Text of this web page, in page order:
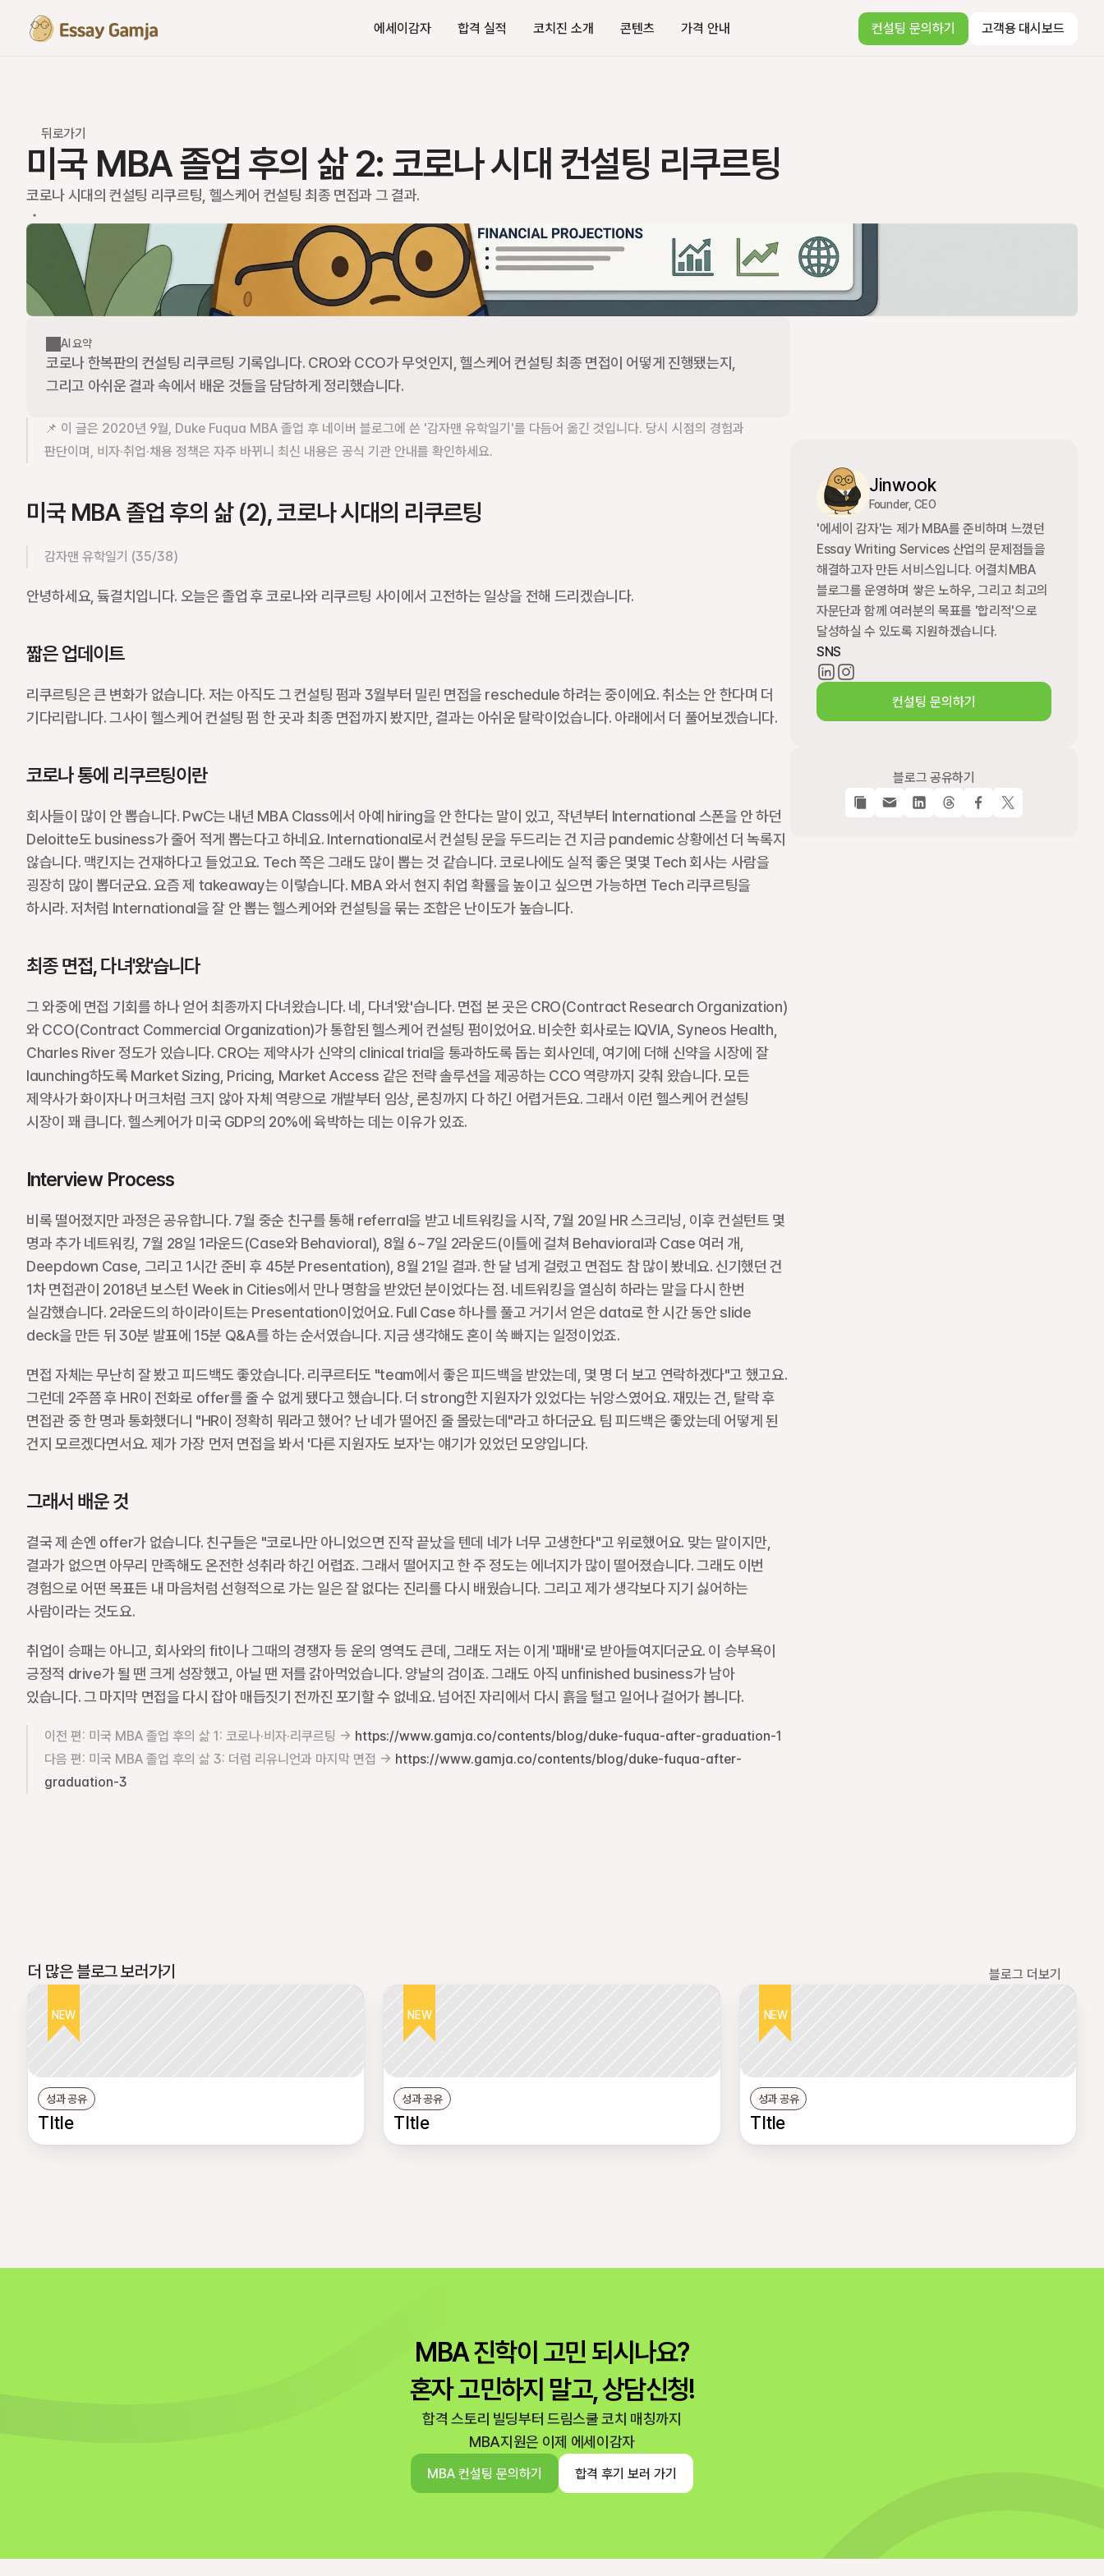
에세이감자 합격 실적 코치진 소개 콘텐츠 가격 안내 컨설팅 문의하기 고객용 대시보드
뒤로가기
미국 MBA 졸업 후의 삶 2: 코로나 시대 컨설팅 리쿠르팅
코로나 시대의 컨설팅 리쿠르팅, 헬스케어 컨설팅 최종 면접과 그 결과.
AI 요약
코로나 한복판의 컨설팅 리쿠르팅 기록입니다. CRO와 CCO가 무엇인지, 헬스케어 컨설팅 최종 면접이 어떻게 진행됐는지,
그리고 아쉬운 결과 속에서 배운 것들을 담담하게 정리했습니다.
📌 이 글은 2020년 9월, Duke Fuqua MBA 졸업 후 네이버 블로그에 쓴 '감자맨 유학일기'를 다듬어 옮긴 것입니다. 당시 시점의 경험과
판단이며, 비자·취업·채용 정책은 자주 바뀌니 최신 내용은 공식 기관 안내를 확인하세요.
미국 MBA 졸업 후의 삶 (2), 코로나 시대의 리쿠르팅
감자맨 유학일기 (35/38)
안녕하세요, 듘결치입니다. 오늘은 졸업 후 코로나와 리쿠르팅 사이에서 고전하는 일상을 전해 드리겠습니다.
짧은 업데이트
리쿠르팅은 큰 변화가 없습니다. 저는 아직도 그 컨설팅 펌과 3월부터 밀린 면접을 reschedule 하려는 중이에요. 취소는 안 한다며 더
기다리랍니다. 그사이 헬스케어 컨설팅 펌 한 곳과 최종 면접까지 봤지만, 결과는 아쉬운 탈락이었습니다. 아래에서 더 풀어보겠습니다.
코로나 통에 리쿠르팅이란
회사들이 많이 안 뽑습니다. PwC는 내년 MBA Class에서 아예 hiring을 안 한다는 말이 있고, 작년부터 International 스폰을 안 하던
Deloitte도 business가 줄어 적게 뽑는다고 하네요. International로서 컨설팅 문을 두드리는 건 지금 pandemic 상황에선 더 녹록지
않습니다. 맥킨지는 건재하다고 들었고요. Tech 쪽은 그래도 많이 뽑는 것 같습니다. 코로나에도 실적 좋은 몇몇 Tech 회사는 사람을
굉장히 많이 뽑더군요. 요즘 제 takeaway는 이렇습니다. MBA 와서 현지 취업 확률을 높이고 싶으면 가능하면 Tech 리쿠르팅을
하시라. 저처럼 International을 잘 안 뽑는 헬스케어와 컨설팅을 묶는 조합은 난이도가 높습니다.
최종 면접, 다녀'왔'습니다
그 와중에 면접 기회를 하나 얻어 최종까지 다녀왔습니다. 네, 다녀'왔'습니다. 면접 본 곳은 CRO(Contract Research Organization)
와 CCO(Contract Commercial Organization)가 통합된 헬스케어 컨설팅 펌이었어요. 비슷한 회사로는 IQVIA, Syneos Health,
Charles River 정도가 있습니다. CRO는 제약사가 신약의 clinical trial을 통과하도록 돕는 회사인데, 여기에 더해 신약을 시장에 잘
launching하도록 Market Sizing, Pricing, Market Access 같은 전략 솔루션을 제공하는 CCO 역량까지 갖춰 왔습니다. 모든
제약사가 화이자나 머크처럼 크지 않아 자체 역량으로 개발부터 임상, 론칭까지 다 하긴 어렵거든요. 그래서 이런 헬스케어 컨설팅
시장이 꽤 큽니다. 헬스케어가 미국 GDP의 20%에 육박하는 데는 이유가 있죠.
Interview Process
비록 떨어졌지만 과정은 공유합니다. 7월 중순 친구를 통해 referral을 받고 네트워킹을 시작, 7월 20일 HR 스크리닝, 이후 컨설턴트 몇
명과 추가 네트워킹, 7월 28일 1라운드(Case와 Behavioral), 8월 6~7일 2라운드(이틀에 걸쳐 Behavioral과 Case 여러 개,
Deepdown Case, 그리고 1시간 준비 후 45분 Presentation), 8월 21일 결과. 한 달 넘게 걸렸고 면접도 참 많이 봤네요. 신기했던 건
1차 면접관이 2018년 보스턴 Week in Cities에서 만나 명함을 받았던 분이었다는 점. 네트워킹을 열심히 하라는 말을 다시 한번
실감했습니다. 2라운드의 하이라이트는 Presentation이었어요. Full Case 하나를 풀고 거기서 얻은 data로 한 시간 동안 slide
deck을 만든 뒤 30분 발표에 15분 Q&A를 하는 순서였습니다. 지금 생각해도 혼이 쏙 빠지는 일정이었죠.
면접 자체는 무난히 잘 봤고 피드백도 좋았습니다. 리쿠르터도 "team에서 좋은 피드백을 받았는데, 몇 명 더 보고 연락하겠다"고 했고요.
그런데 2주쯤 후 HR이 전화로 offer를 줄 수 없게 됐다고 했습니다. 더 strong한 지원자가 있었다는 뉘앙스였어요. 재밌는 건, 탈락 후
면접관 중 한 명과 통화했더니 "HR이 정확히 뭐라고 했어? 난 네가 떨어진 줄 몰랐는데"라고 하더군요. 팀 피드백은 좋았는데 어떻게 된
건지 모르겠다면서요. 제가 가장 먼저 면접을 봐서 '다른 지원자도 보자'는 얘기가 있었던 모양입니다.
그래서 배운 것
결국 제 손엔 offer가 없습니다. 친구들은 "코로나만 아니었으면 진작 끝났을 텐데 네가 너무 고생한다"고 위로했어요. 맞는 말이지만,
결과가 없으면 아무리 만족해도 온전한 성취라 하긴 어렵죠. 그래서 떨어지고 한 주 정도는 에너지가 많이 떨어졌습니다. 그래도 이번
경험으로 어떤 목표든 내 마음처럼 선형적으로 가는 일은 잘 없다는 진리를 다시 배웠습니다. 그리고 제가 생각보다 지기 싫어하는
사람이라는 것도요.
취업이 승패는 아니고, 회사와의 fit이나 그때의 경쟁자 등 운의 영역도 큰데, 그래도 저는 이게 '패배'로 받아들여지더군요. 이 승부욕이
긍정적 drive가 될 땐 크게 성장했고, 아닐 땐 저를 갉아먹었습니다. 양날의 검이죠. 그래도 아직 unfinished business가 남아
있습니다. 그 마지막 면접을 다시 잡아 매듭짓기 전까진 포기할 수 없네요. 넘어진 자리에서 다시 흙을 털고 일어나 걸어가 봅니다.
이전 편: 미국 MBA 졸업 후의 삶 1: 코로나·비자·리쿠르팅 → https://www.gamja.co/contents/blog/duke-fuqua-after-graduation-1
다음 편: 미국 MBA 졸업 후의 삶 3: 더럼 리유니언과 마지막 면접 → https://www.gamja.co/contents/blog/duke-fuqua-after-
graduation-3
Jinwook
Founder, CEO
'에세이 감자'는 제가 MBA를 준비하며 느꼈던
Essay Writing Services 산업의 문제점들을
해결하고자 만든 서비스입니다. 어결치MBA
블로그를 운영하며 쌓은 노하우, 그리고 최고의
자문단과 함께 여러분의 목표를 '합리적'으로
달성하실 수 있도록 지원하겠습니다.
SNS
컨설팅 문의하기
블로그 공유하기
더 많은 블로그 보러가기 블로그 더보기
NEW
성과 공유
TItle
NEW
성과 공유
TItle
NEW
성과 공유
TItle
MBA 진학이 고민 되시나요?
혼자 고민하지 말고, 상담신청!
합격 스토리 빌딩부터 드림스쿨 코치 매칭까지
MBA지원은 이제 에세이감자
MBA 컨설팅 문의하기 합격 후기 보러 가기